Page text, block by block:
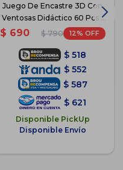
Juego De Encastre 3D Con
Ventosas Didáctico 60 Pcs -
60 Piezas
$ 690 $ 790 12
$ 518
$ 552
$ 587
$ 621
Disponible PickUp
Disponible Envío